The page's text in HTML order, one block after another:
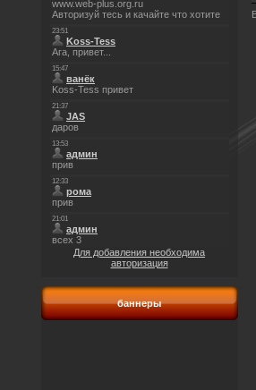
Для добавления необходима
авторизация
баннеры